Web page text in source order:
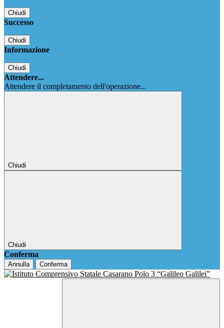
Chiudi
Successo
Chiudi
Informazione
Chiudi
Attendere...
Attendere il completamento dell'operazione...
Chiudi
Chiudi
Conferma
Annulla Conferma